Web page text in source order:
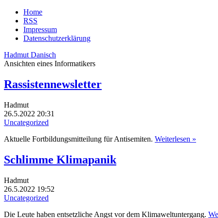
Home
RSS
Impressum
Datenschutzerklärung
Hadmut Danisch
Ansichten eines Informatikers
Rassistennewsletter
Hadmut
26.5.2022 20:31
Uncategorized
Aktuelle Fortbildungsmitteilung für Antisemiten. Weiterlesen »
Schlimme Klimapanik
Hadmut
26.5.2022 19:52
Uncategorized
Die Leute haben entsetzliche Angst vor dem Klimaweltuntergang.